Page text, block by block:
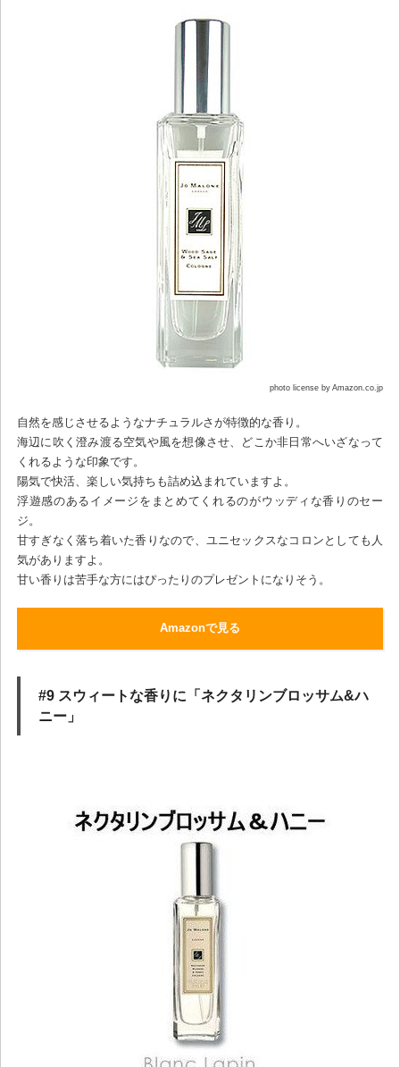
photo license by Amazon.co.jp
自然を感じさせるようなナチュラルさが特徴的な香り。
海辺に吹く澄み渡る空気や風を想像させ、どこか非日常へいざなって
くれるような印象です。
陽気で快活、楽しい気持ちも詰め込まれていますよ。
浮遊感のあるイメージをまとめてくれるのがウッディな香りのセー
ジ。
甘すぎなく落ち着いた香りなので、ユニセックスなコロンとしても人
気がありますよ。
甘い香りは苦手な方にはぴったりのプレゼントになりそう。
Amazonで見る
#9 スウィートな香りに「ネクタリンブロッサム&ハ
ニー」